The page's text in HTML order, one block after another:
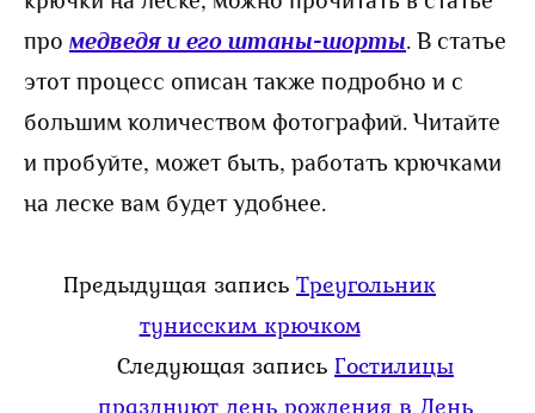
про медведя и его штаны-шорты. В статье
этот процесс описан также подробно и с
большим количеством фотографий. Читайте
и пробуйте, может быть, работать крючками
на леске вам будет удобнее.
Предыдущая запись Треугольник
тунисским крючком
Следующая запись Гостилицы